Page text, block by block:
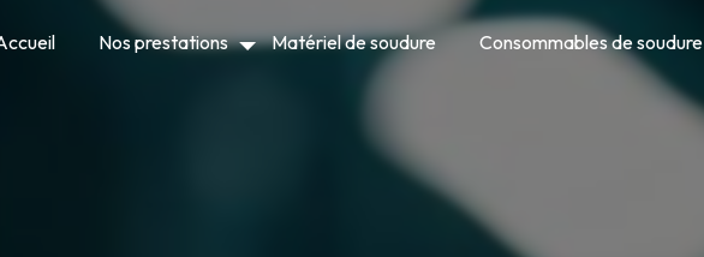
Nos prestations Matériel de soudure Consommables de soudure